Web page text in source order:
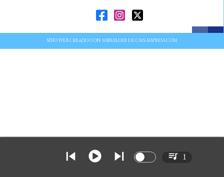
SITIO WEB CREADO CON MSBUILDER DE CMS-MSPRESS.COM
1